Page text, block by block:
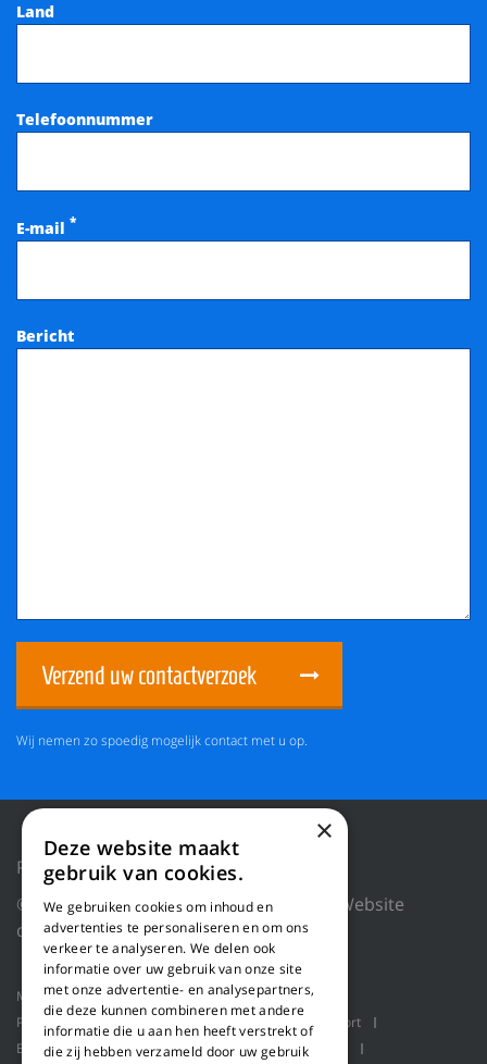
Land
Telefoonnummer
E-mail *
Bericht
Verzend uw contactverzoek
Wij nemen zo spoedig mogelijk contact met u op.
Privacy Policy
Reset cookies
© 2026 WILLEMS BALING EQUIPMENT |
Website
door Blue Dragon Digital Technology.
Machines Product toepassingen
Over ons
Projecten
Service Schaaflijn
Bulk transport
Balenpersen
Robot handling Pallet packaging
×
Deze website maakt
gebruik van cookies.
We gebruiken cookies om inhoud en
advertenties te personaliseren en om ons
verkeer te analyseren. We delen ook
informatie over uw gebruik van onze site
met onze advertentie- en analysepartners,
die deze kunnen combineren met andere
informatie die u aan hen heeft verstrekt of
die zij hebben verzameld door uw gebruik